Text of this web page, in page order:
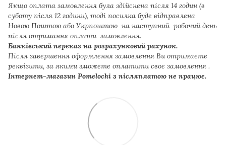
Якщо оплата замовлення була здійснена після 14 годин (в
суботу після 12 години), тоді посилка буде відправлена
Новою Поштою або Укрпоштою на наступний робочий день
після отримання оплати замовлення.
Банківський переказ на розрахунковий рахунок.
Після завершення оформлення замовлення Ви отримаєте
реквізити, за якими зможете оплатити своє замовлення .
Інтернет-магазин Pomelochi з післяплатою не працює.